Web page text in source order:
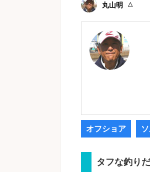
丸山明
オフショア
タフな釣り